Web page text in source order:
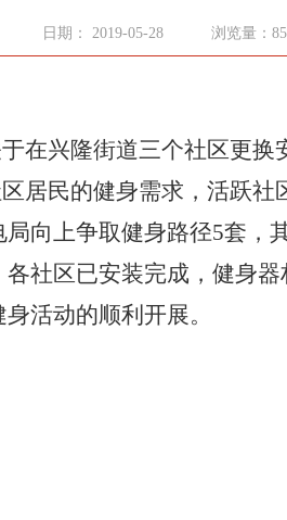
日期： 2019-05-28 浏览量：
在兴隆街道三个社区更换
居民的健身需求，活跃
局向上争取健身路径5套，
社区已安装完成， 健身器
活动的顺利开展。